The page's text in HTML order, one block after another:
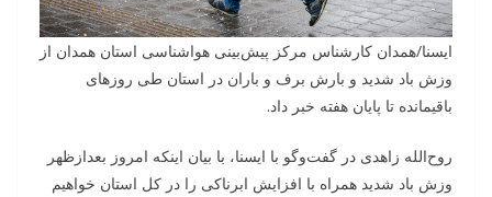
ایسنا/همدان کارشناس مرکز پیش‌بینی هواشناسی استان همدان از
وزش باد شدید و بارش برف و باران در استان طی روزهای
باقیمانده تا پایان هفته خبر داد.
روح‌الله زاهدی در گفت‌وگو با ایسنا، با بیان اینکه امروز بعدازظهر
وزش باد شدید همراه با افزایش ابرناکی را در کل استان خواهیم